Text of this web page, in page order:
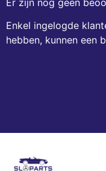
Enkel ingelogde
hebben, kunnen een